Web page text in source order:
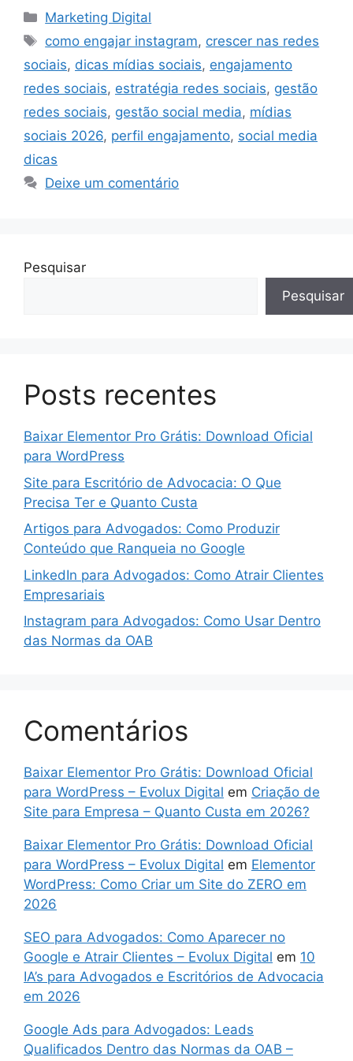
Categorias
Marketing Digital
Tags
como engajar instagram, crescer nas redes
sociais, dicas mídias sociais, engajamento
redes sociais, estratégia redes sociais, gestão
redes sociais, gestão social media, mídias
sociais 2026, perfil engajamento, social media
dicas
Deixe um comentário
Pesquisar
Pesquisar
Posts recentes
Baixar Elementor Pro Grátis: Download Oficial
para WordPress
Site para Escritório de Advocacia: O Que
Precisa Ter e Quanto Custa
Artigos para Advogados: Como Produzir
Conteúdo que Ranqueia no Google
LinkedIn para Advogados: Como Atrair Clientes
Empresariais
Instagram para Advogados: Como Usar Dentro
das Normas da OAB
Comentários
Baixar Elementor Pro Grátis: Download Oficial
para WordPress – Evolux Digital em Criação de
Site para Empresa – Quanto Custa em 2026?
Baixar Elementor Pro Grátis: Download Oficial
para WordPress – Evolux Digital em Elementor
WordPress: Como Criar um Site do ZERO em
2026
SEO para Advogados: Como Aparecer no
Google e Atrair Clientes – Evolux Digital em 10
IA’s para Advogados e Escritórios de Advocacia
em 2026
Google Ads para Advogados: Leads
Qualificados Dentro das Normas da OAB –